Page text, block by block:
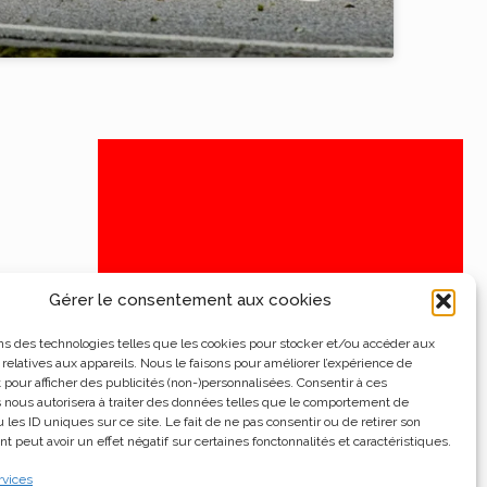
Gérer le consentement aux cookies
des technologies telles que les cookies pour stocker et/ou accéder aux
aux appareils. Nous le faisons pour améliorer l’expérience de
pour afficher des publicités (non-)personnalisées. Consentir à ces
nous autorisera à traiter des données telles que le comportement de
les ID uniques sur ce site. Le fait de ne pas consentir ou de retirer son
peut avoir un effet négatif sur certaines fonctonnalités et caractéristiques.